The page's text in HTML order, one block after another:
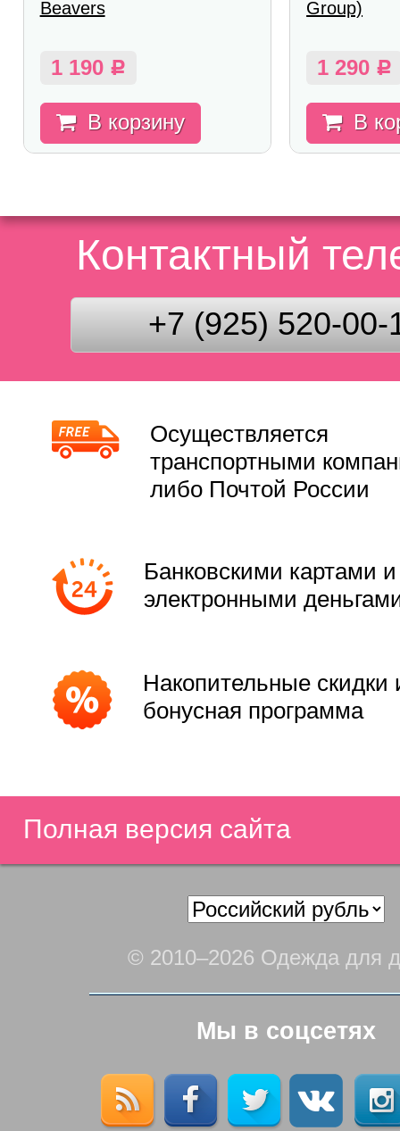
Beavers
1 190 Р
В корзину
Group)
1 290 Р
В
Контактный
+7 (925) 520-00-
Осуществляется
транспортными
либо Почтой России
Банковскими картами и
электронными
Накопительные скидки
бонусная программа
Полная версия сайта
© 2010–2026 Одежда для
Мы в соцсетях